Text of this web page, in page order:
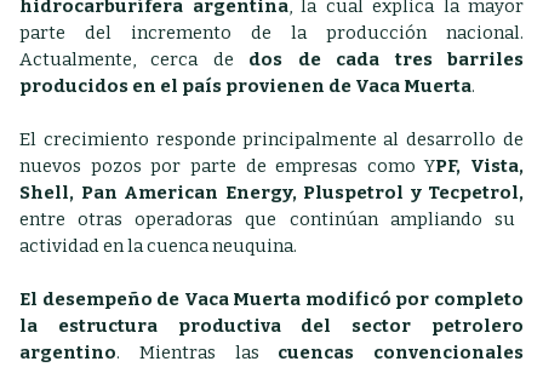
hidrocarburífera argentina, la cual explica la mayor
parte del incremento de la producción nacional.
Actualmente, cerca de dos de cada tres barriles
producidos en el país provienen de Vaca Muerta.
El crecimiento responde principalmente al desarrollo de
nuevos pozos por parte de empresas como YPF, Vista,
Shell, Pan American Energy, Pluspetrol y Tecpetrol,
entre otras operadoras que continúan ampliando su
actividad en la cuenca neuquina.
El desempeño de Vaca Muerta modificó por completo
la estructura productiva del sector petrolero
argentino. Mientras las cuencas convencionales